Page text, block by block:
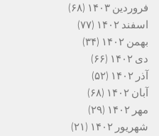
فروردین ۱۴۰۳
(۶۸)
اسفند ۱۴۰۲
(۷۷)
بهمن ۱۴۰۲
(۳۴)
دی ۱۴۰۲
(۶۶)
آذر ۱۴۰۲
(۵۲)
آبان ۱۴۰۲
(۶۸)
مهر ۱۴۰۲
(۲۹)
شهریور ۱۴۰۲
(۲۱)